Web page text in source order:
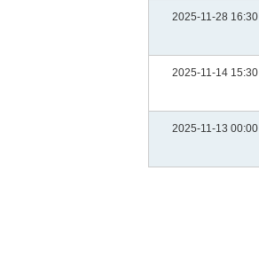
2025-11-28 16:30
2025-11-14 15:30
2025-11-13 00:00